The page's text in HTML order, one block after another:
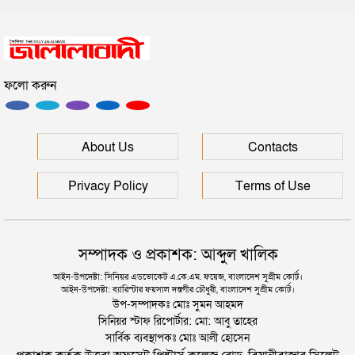
প্রধানমন্ত্রী
সিলেটে আরও দুইজনের মৃত্যু, হাসপাতালে ৩ শতাধিক
ফলো করুন
About Us Contacts
Privacy Policy Terms of Use
সম্পাদক ও প্রকাশক: আব্দুল খালিক
আইন-উপদেষ্টা: সিনিয়র এডভোকেট এ.কে.এম. ফয়েজ, বাংলাদেশ সুপ্রীম কোর্ট।
আইন-উপদেষ্টা: ব্যারিস্টার ফয়সাল দস্তগীর চৌধুরী, বাংলাদেশ সুপ্রীম কোর্ট।
উপ-সম্পাদকঃ মোঃ সুমন আহমদ
সিনিয়র স্টাফ রিপোর্টার: মো: আবু তাহের
সার্বিক ব্যবস্থাপকঃ মোঃ আলী হোসেন